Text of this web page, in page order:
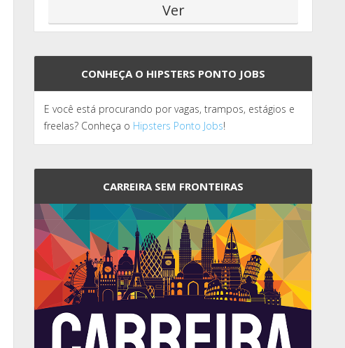
CONHEÇA O HIPSTERS PONTO JOBS
E você está procurando por vagas, trampos, estágios e
freelas? Conheça o Hipsters Ponto Jobs!
CARREIRA SEM FRONTEIRAS